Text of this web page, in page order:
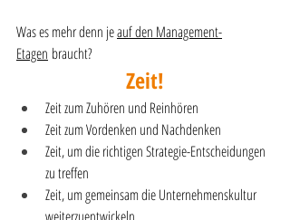
Was es mehr denn je auf den Management-
Etagen braucht?
Zeit!
Zeit zum Zuhören und Reinhören
Zeit zum Vordenken und Nachdenken
Zeit, um die richtigen Strategie-Entscheidungen
zu treffen
Zeit, um gemeinsam die Unternehmenskultur